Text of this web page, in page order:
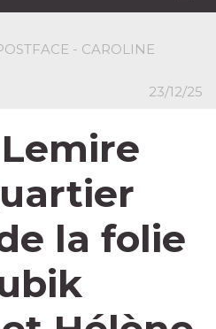
- CAROLINE
23/12/25
la folie